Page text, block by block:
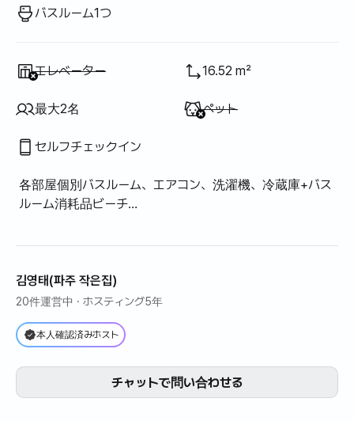
バスルーム1つ
利用不可:
エレベーター 16.52 m²
最大2名 利用不可
ペット
セルフチェックイン
各部屋個別バスルーム、エアコン、洗濯機、冷蔵庫+バス
ルーム消耗品ビーチ
ペット同伴禁止-- [ソウォンバレーCC参加者歓迎] [作家
@ネットフリックス+YouTube視聴可能+電気マットを使
用
김영태(파주 작은집)
20件運営中 · ホスティング5年
本人確認済みホスト
チャットで問い合わせる